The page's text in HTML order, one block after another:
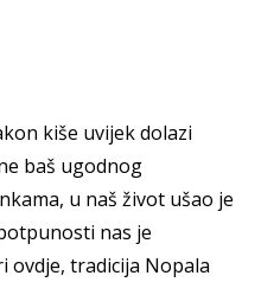
kiše uvijek dolazi
baš ugodnog
u naš život ušao je
nas je
ovdje, tradicija Nopala